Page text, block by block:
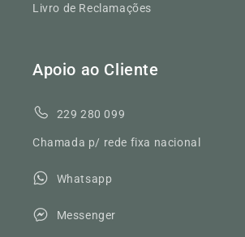
Livro de Reclamações
Apoio ao Cliente
229 280 099
Chamada p/ rede fixa nacional
Whatsapp
Messenger